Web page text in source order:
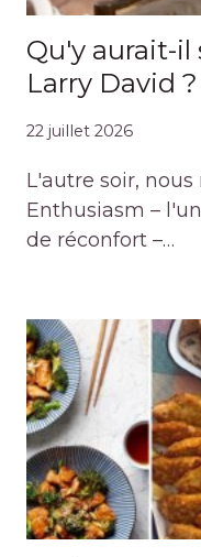
Qu'y aurait-il
Larry David ?
22 juillet 2026
L'autre soir,
Enthusiasm –
de réconfort –…